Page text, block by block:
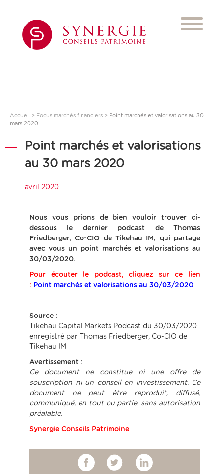
Accueil > Focus marchés financiers > Point marchés et valorisations au 30
mars 2020
Point marchés et valorisations
au 30 mars 2020
avril 2020
Nous vous prions de bien vouloir trouver ci-
dessous le dernier podcast de Thomas
Friedberger, Co-CIO de Tikehau IM, qui partage
avec vous un point marchés et valorisations au
30/03/2020.
Pour écouter le podcast, cliquez sur ce lien
: Point marchés et valorisations au 30/03/2020
Source :
Tikehau Capital Markets Podcast du 30/03/2020
enregistré par Thomas Friedberger, Co-CIO de
Tikehau IM
Avertissement :
Ce document ne constitue ni une offre de
souscription ni un conseil en investissement. Ce
document ne peut être reproduit, diffusé,
communiqué, en tout ou partie, sans autorisation
préalable.
Synergie Conseils Patrimoine